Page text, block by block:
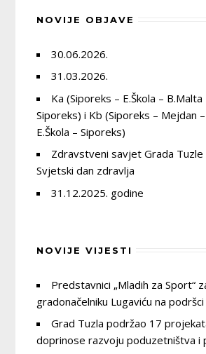
NOVIJE OBJAVE
30.06.2026.
31.03.2026.
Ka (Siporeks – E.Škola –
Siporeks) i Kb (Siporeks – Mejdan
E.Škola – Siporeks)
Zdravstveni savjet Grada Tuzle
Svjetski dan zdravlja
31.12.2025. godine
NOVIJE VIJESTI
Predstavnici „Mladih za Sport“
gradonačelniku Lugaviću na podršci
Grad Tuzla podržao 17
doprinose razvoju poduzetništva i